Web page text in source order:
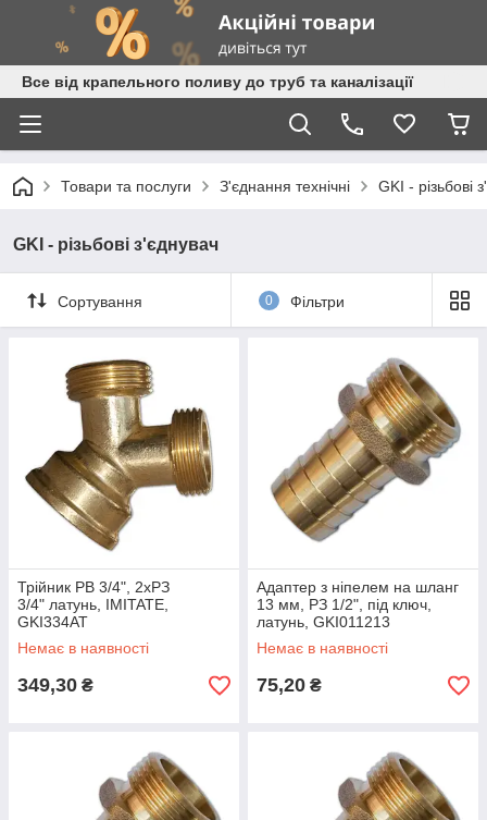
Все від крапельного поливу до труб та каналізації
Товари та послуги З'єднання технічні GKI - різьбові
GKI - різьбові з'єднувач
Сортування 0 Фільтри
Трійник РВ 3/4", 2xРЗ
3/4" латунь, IMITATE,
GKI334AT
Немає в наявності
349,30 ₴
Адаптер з ніпелем на шланг
13 мм, РЗ 1/2", під ключ,
латунь, GKI011213
Немає в наявності
75,20 ₴